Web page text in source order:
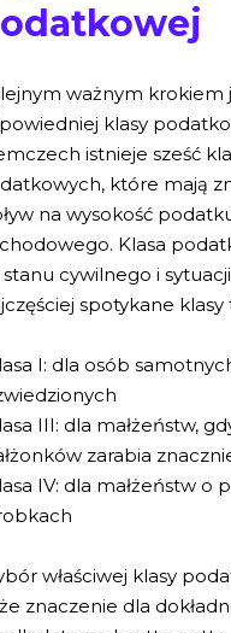
ważnym krokiem
klasy
istnieje sześć
które mają
na wysokość
Klasa
cywilnego i
spotykane klasy
I: dla osób
III: dla małżeństw,
zarabia
IV: dla małżeństw o
właściwej klasy
znaczenie dla